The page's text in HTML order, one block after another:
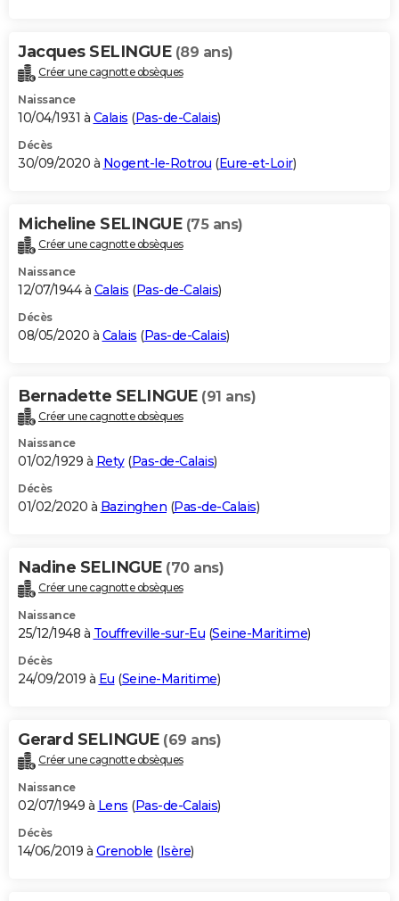
Jacques SELINGUE (89 ans)
Créer une cagnotte obsèques
Naissance
10/04/1931 à Calais (Pas-de-Calais)
Décès
30/09/2020 à Nogent-le-Rotrou (Eure-et-Loir)
Micheline SELINGUE (75 ans)
Créer une cagnotte obsèques
Naissance
12/07/1944 à Calais (Pas-de-Calais)
Décès
08/05/2020 à Calais (Pas-de-Calais)
Bernadette SELINGUE (91 ans)
Créer une cagnotte obsèques
Naissance
01/02/1929 à Rety(Pas-de-Calais)
Décès
01/02/2020 à Bazinghen (Pas-de-Calais)
Nadine SELINGUE (70 ans)
Créer une cagnotte obsèques
Naissance
25/12/1948 à Touffreville-sur-Eu (Seine-Maritime)
Décès
24/09/2019 à Eu (Seine-Maritime)
Gerard SELINGUE (69 ans)
Créer une cagnotte obsèques
Naissance
02/07/1949 à Lens (Pas-de-Calais)
Décès
14/06/2019 à Grenoble (Isère)